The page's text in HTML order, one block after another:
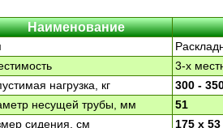
Наименование
3-х
нагрузка, кг
300 -
несущей трубы, мм
51
сидения, см
175 х 53